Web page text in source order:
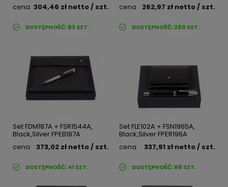
cena 304,46 zł netto/ szt.
DOSTĘPNOŚĆ:83 SZT.
cena
262,97 zł netto/ szt.
DOSTĘPNOŚĆ:280 SZT.
Set FDM187A + FSR1544A,
Black,Silver FPEB187A
cena
373,02 zł netto/ szt.
DOSTĘPNOŚĆ:41 SZT.
Set FLE102A + FSN1965A,
Black,Silver FPER196A
cena
337,91 zł netto/ szt.
DOSTĘPNOŚĆ:88 SZT.